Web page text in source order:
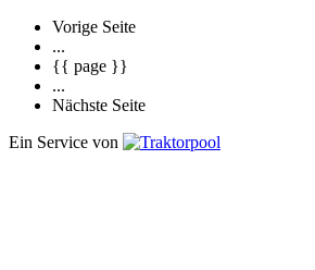
Vorige Seite
...
{{ page }}
...
Nächste Seite
Ein Service von